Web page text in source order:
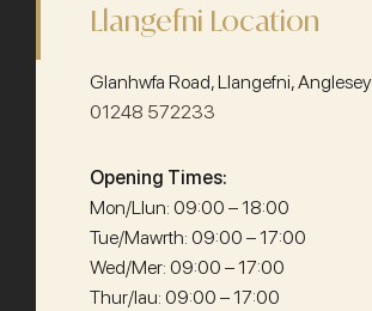
Llangefni Location
Glanhwfa Road, Llangefni, Anglesey
01248 572233
Opening Times:
Mon/Llun: 09:00 – 18:00
Tue/Mawrth: 09:00 – 17:00
Wed/Mer: 09:00 – 17:00
Thur/Iau: 09:00 – 17:00